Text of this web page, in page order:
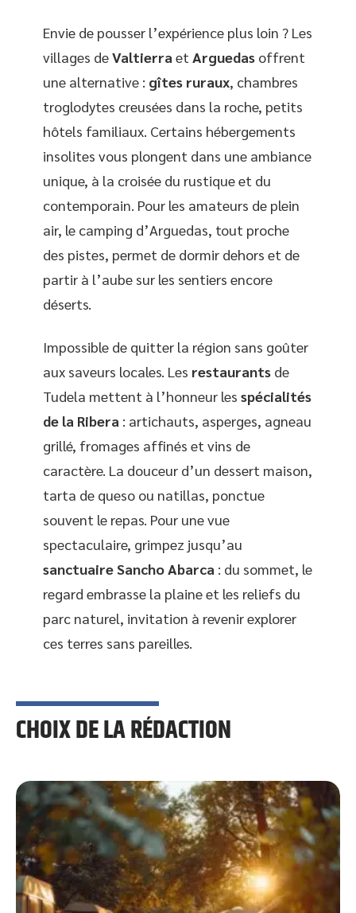
Envie de pousser l’expérience plus loin ? Les
villages deValtierra et Arguedas offrent
une alternative : gîtes ruraux, chambres
troglodytes creusées dans la roche, petits
hôtels familiaux. Certains hébergements
insolites vous plongent dans une ambiance
unique, à la croisée du rustique et du
contemporain. Pour les amateurs de plein
air, le camping d’Arguedas, tout proche
des pistes, permet de dormir dehors et de
partir à l’aube sur les sentiers encore
déserts.
Impossible de quitter la région sans goûter
aux saveurs locales. Les restaurants de
Tudela mettent à l’honneur les spécialités
de la Ribera : artichauts, asperges, agneau
grillé, fromages affinés et vins de
caractère. La douceur d’un dessert maison,
tarta de queso ou natillas, ponctue
souvent le repas. Pour une vue
spectaculaire, grimpez jusqu’au
sanctuaire Sancho Abarca : du sommet, le
regard embrasse la plaine et les reliefs du
parc naturel, invitation à revenir explorer
ces terres sans pareilles.
CHOIX DE LA RÉDACTION